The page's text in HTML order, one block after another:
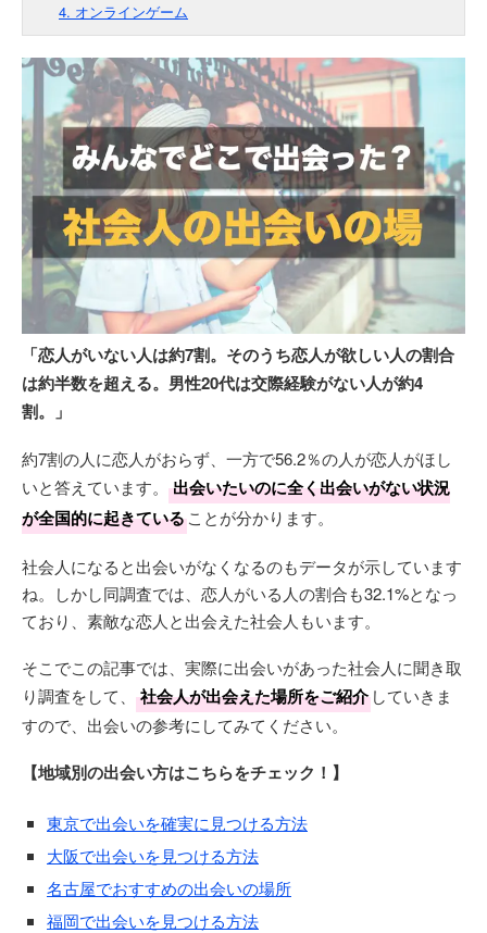
4. オンラインゲーム
「恋人がいない人は約7割。そのうち恋人が欲しい人の割合
は約半数を超える。男性20代は交際経験がない人が約4
割。」
約7割の人に恋人がおらず、一方で56.2％の人が恋人がほし
いと答えています。
出会いたいのに全く出会いがない状況
が全国的に起きていることが分かります。
社会人になると出会いがなくなるのもデータが示しています
ね。しかし同調査では、恋人がいる人の割合も32.1%となっ
ており、素敵な恋人と出会えた社会人もいます。
そこでこの記事では、実際に出会いがあった社会人に聞き取
り調査をして、
社会人が出会えた場所をご紹介 していきま
すので、出会いの参考にしてみてください。
【地域別の出会い方はこちらをチェック！】
東京で出会いを確実に見つける方法
大阪で出会いを見つける方法
名古屋でおすすめの出会いの場所
福岡で出会いを見つける方法